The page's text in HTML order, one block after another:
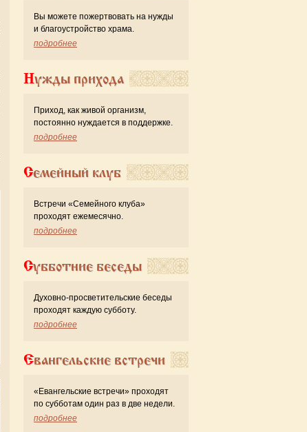
Вы можете пожертвовать на нужды
и благоустройство храма.
подробнее
Нужды прихода
Приход, как живой организм,
постоянно нуждается в поддержке.
подробнее
Семейный клуб
Встречи «Семейного клуба»
проходят ежемесячно.
подробнее
Субботние беседы
Духовно-просветительские беседы
проходят каждую субботу.
подробнее
Евангельские встречи
«Евангельские встречи» проходят
по субботам один раз в две недели.
подробнее